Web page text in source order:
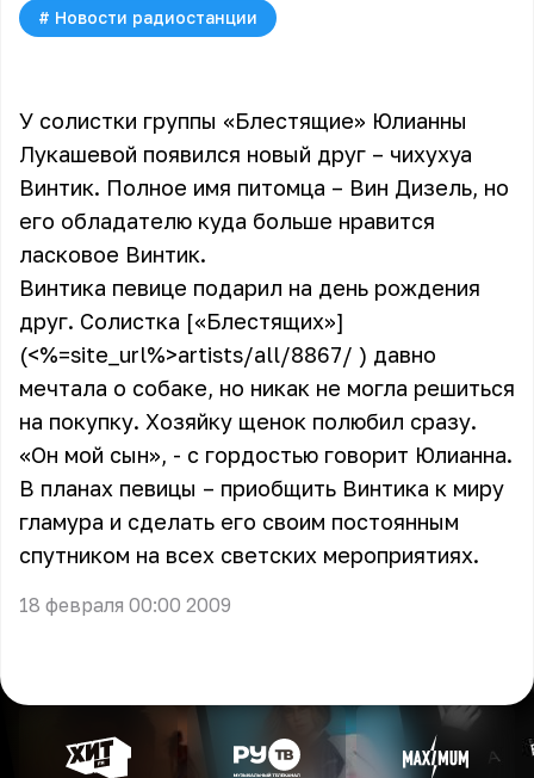
# Новости радиостанции
У солистки группы «Блестящие» Юлианны
Лукашевой появился новый друг – чихухуа
Винтик. Полное имя питомца – Вин Дизель, но
его обладателю куда больше нравится
ласковое Винтик.
Винтика певице подарил на день рождения
друг. Солистка [«Блестящих»]
(<%=site_url%>artists/all/8867/ ) давно
мечтала о собаке, но никак не могла решиться
на покупку. Хозяйку щенок полюбил сразу.
«Он мой сын», - с гордостью говорит Юлианна.
В планах певицы – приобщить Винтика к миру
гламура и сделать его своим постоянным
спутником на всех светских мероприятиях.
18 февраля 00:00 2009